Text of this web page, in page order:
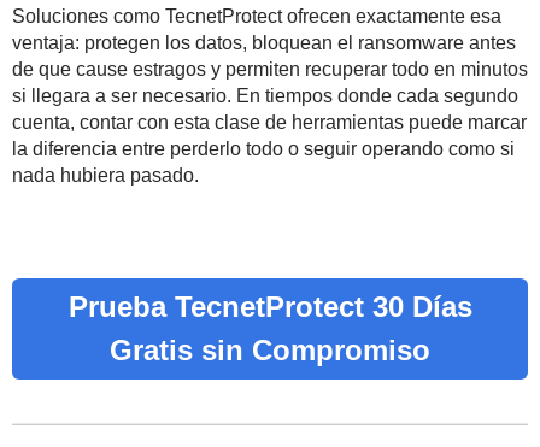
Soluciones como TecnetProtect ofrecen exactamente esa
ventaja: protegen los datos, bloquean el ransomware antes
de que cause estragos y permiten recuperar todo en minutos
si llegara a ser necesario. En tiempos donde cada segundo
cuenta, contar con esta clase de herramientas puede marcar
la diferencia entre perderlo todo o seguir operando como si
nada hubiera pasado.
Prueba TecnetProtect 30 Días
Gratis sin Compromiso